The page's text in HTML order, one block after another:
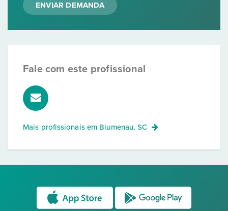
ENVIAR DEMANDA
Fale com este profissional
Mais profissionais em Blumenau, SC